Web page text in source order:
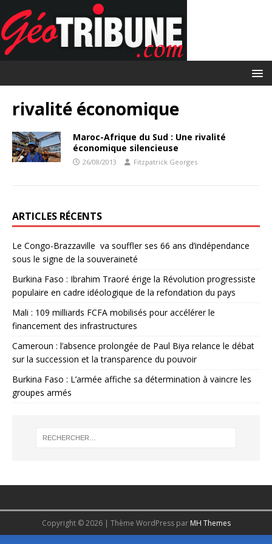
rivalité économique
Maroc-Afrique du Sud : Une rivalité
économique silencieuse
26/08/2013 Fitzpatrick Georges
ARTICLES RÉCENTS
Le Congo-Brazzaville va souffler ses 66 ans d’indépendance
sous le signe de la souveraineté
Burkina Faso : Ibrahim Traoré érige la Révolution progressiste
populaire en cadre idéologique de la refondation du pays
Mali : 109 milliards FCFA mobilisés pour accélérer le
financement des infrastructures
Cameroun : l’absence prolongée de Paul Biya relance le débat
sur la succession et la transparence du pouvoir
Burkina Faso : L’armée affiche sa détermination à vaincre les
groupes armés
Copyright © 2026 | Thème WordPress par MH Themes